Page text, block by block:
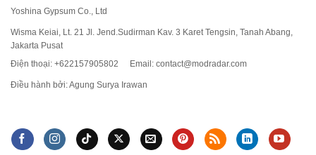
Yoshina Gypsum Co., Ltd
Wisma Keiai, Lt. 21 Jl. Jend.Sudirman Kav. 3 Karet Tengsin, Tanah Abang,
Jakarta Pusat
Điện thoại: +622157905802
Email: contact@modradar.com
Điều hành bởi: Agung Surya Irawan